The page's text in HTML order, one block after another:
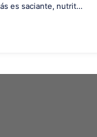
es saciante, nutrit...